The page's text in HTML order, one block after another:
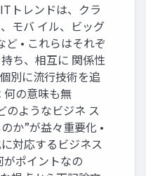
トレンドは、クラ
モバ イル、ビッグ
• これらはそれぞ
ち、相互に 関係性
別に流行技術を追
何の意味も無
のようなビジネ ス
か”が益々重要化 •
対応するビジネス
がポイントなの